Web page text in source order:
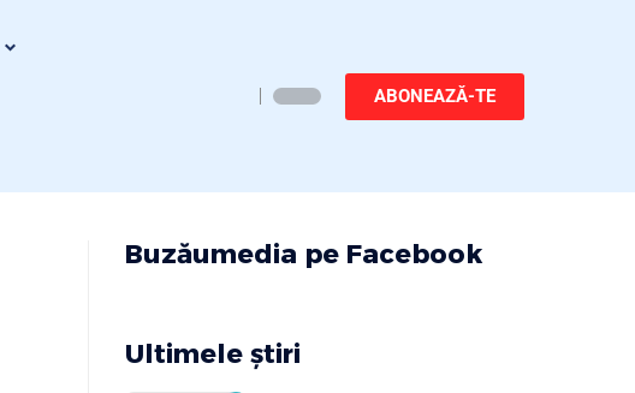
ABONEAZĂ-TE
Buzăumedia pe Facebook
Ultimele știri